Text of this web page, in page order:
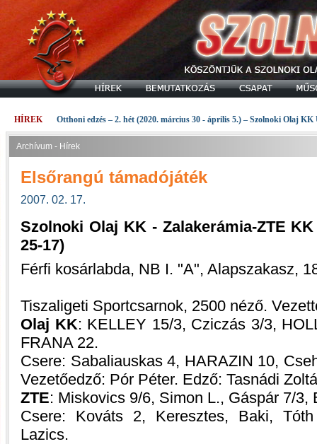
HÍREK Otthoni edzés – 2. hét (2020. március 30 - április 5.) – Szolnoki Olaj KK
Archívum - Hírek
Elsőrangú támadójáték
2007. 02. 17.
Szolnoki Olaj KK - Zalakerámia-ZTE KK
25-17)
Férfi kosárlabda, NB I. "A", Alapszakasz,
Tiszaligeti Sportcsarnok, 2500 néző.
Olaj KK: KELLEY 15/3, Cziczás 3/3,
FRANA 22.
Csere: Sabaliauskas 4, HARAZIN 10,
Vezetőedző: Pór Péter. Edző: Tasnádi
ZTE: Miskovics 9/6, Simon L., Gáspár 7/3,
Csere: Kováts 2, Keresztes, Baki,
Lazics.